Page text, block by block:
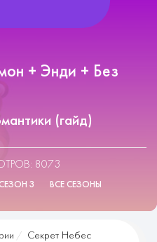
+ Энди + Без
(гайд)
8073
3 ВСЕ СЕЗОНЫ
Секрет Небес